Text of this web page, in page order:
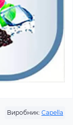
Виробник: Capella